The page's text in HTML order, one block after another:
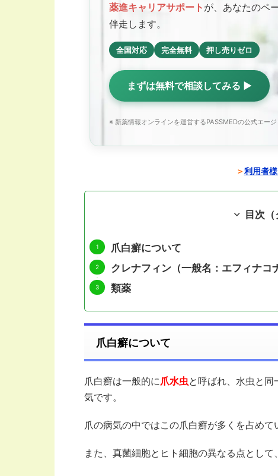
薬進キャリアサポート が、あなたのペ
伴走します。
全国対応 完全無料 押し売りゼロ
まずは無料で相談してみる ▶
※ 新薬情報オンラインを運営するPASSMEDの公式エー
＞利用者
目次（
爪白癬について
クレナフィン（一般名：エフィナコ
類薬
爪白癬について
爪白癬は一般的に 爪水虫と呼ばれ、水虫と同
気です。
爪の病気の中ではこの爪白癬が多くを占めて
また、真菌細胞とヒト細胞の異なる点として